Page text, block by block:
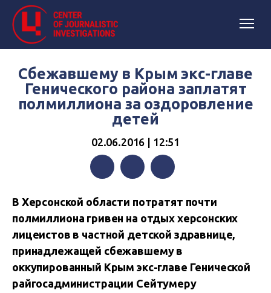
Сбежавшему в Крым экс-главе
Генического района заплатят
полмиллиона за оздоровление
детей
02.06.2016 | 12:51
В Херсонской области потратят почти
полмиллиона гривен на отдых херсонских
лицеистов в частной детской здравнице,
принадлежащей сбежавшему в
оккупированный Крым экс-главе Генической
райгосадминистрации Сейтумеру